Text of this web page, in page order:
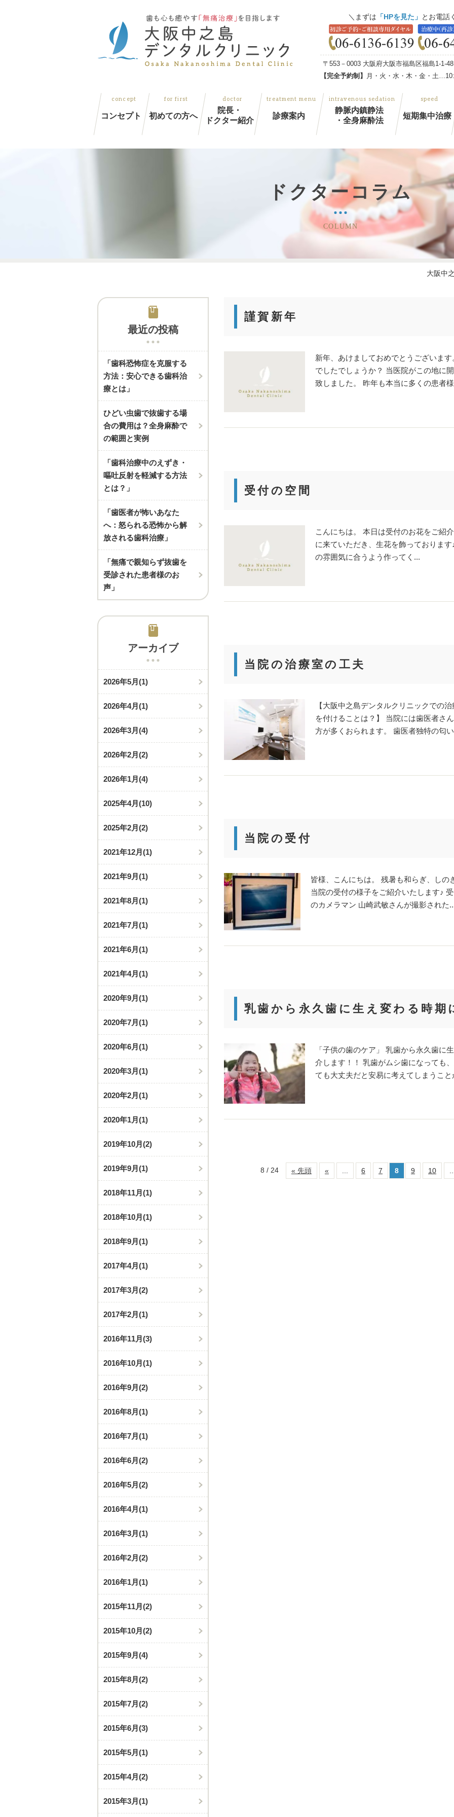
まずは 「HPを見た」 とお電話
〒553－0003 大阪府大阪市福島区福島1-1-
【完全予約制】
月・火・水・木・金・土
コンセプト 初めての方へ
院長・
ドクター紹介
診療案内
静脈内鎮静法
・全身麻酔法
短期集中治療
ドクターコラム
COLUMN
大阪中
謹賀新年
新年、あけましておめでとうございま
でしたでしょうか？ 当医院がこの地に
致しました。 昨年も本当に多くの患者
受付の空間
こんにちは。 本日は受付のお花をご紹
に来ていただき、生花を飾っておりま
の雰囲気に合うよう作ってく...
当院の治療室の工夫
【大阪中之島デンタルクリニックでの
を付けることは？】 当院には歯医者さ
方が多くおられます。 歯医者独特の匂
当院の受付
皆様、こんにちは。 残暑も和らぎ、しの
当院の受付の様子をご紹介いたします♪
のカメラマン 山崎武敏さんが撮影された
乳歯から永久歯に生え変わる時期
「子供の歯のケア」 乳歯から永久歯に
介します！！ 乳歯がムシ歯になっても
ても大丈夫だと安易に考えてしまうこと
8 / 24 « 先頭 « ... 6 7 8 9 10
最近の投稿
「歯科恐怖症を克服する
方法：安心できる歯科治
療とは」
ひどい虫歯で抜歯する場
合の費用は？全身麻酔で
の範囲と実例
「歯科治療中のえずき・
嘔吐反射を軽減する方法
とは？」
「歯医者が怖いあなた
へ：怒られる恐怖から解
放される歯科治療」
「無痛で親知らず抜歯を
受診された患者様のお
声」
アーカイブ
2026年5月 (1)
2026年4月 (1)
2026年3月 (4)
2026年2月 (2)
2026年1月 (4)
2025年4月 (10)
2025年2月 (2)
2021年12月 (1)
2021年9月 (1)
2021年8月 (1)
2021年7月 (1)
2021年6月 (1)
2021年4月 (1)
2020年9月 (1)
2020年7月 (1)
2020年6月 (1)
2020年3月 (1)
2020年2月 (1)
2020年1月 (1)
2019年10月 (2)
2019年9月 (1)
2018年11月 (1)
2018年10月 (1)
2018年9月 (1)
2017年4月 (1)
2017年3月 (2)
2017年2月 (1)
2016年11月 (3)
2016年10月 (1)
2016年9月 (2)
2016年8月 (1)
2016年7月 (1)
2016年6月 (2)
2016年5月 (2)
2016年4月 (1)
2016年3月 (1)
2016年2月 (2)
2016年1月 (1)
2015年11月 (2)
2015年10月 (2)
2015年9月 (4)
2015年8月 (2)
2015年7月 (2)
2015年6月 (3)
2015年5月 (1)
2015年4月 (2)
2015年3月 (1)